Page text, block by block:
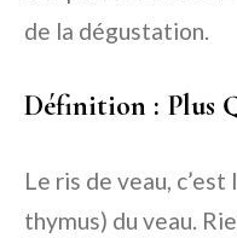
de la dégustation.
Définition : Plus
Le ris de veau,
thymus) du veau.